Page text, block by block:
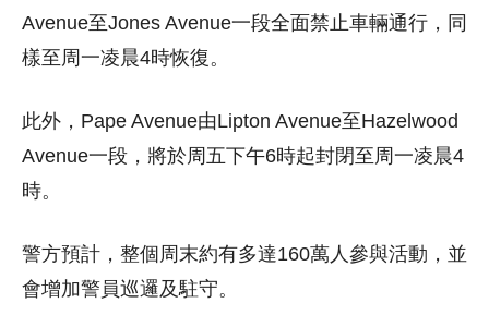
Avenue至Jones Avenue一段全面禁止車輛通行，同
樣至周一凌晨4時恢復。
此外，Pape Avenue由Lipton Avenue至Hazelwood
Avenue一段，將於周五下午6時起封閉至周一凌晨4
時。
警方預計，整個周末約有多達160萬人參與活動，並
會增加警員巡邏及駐守。